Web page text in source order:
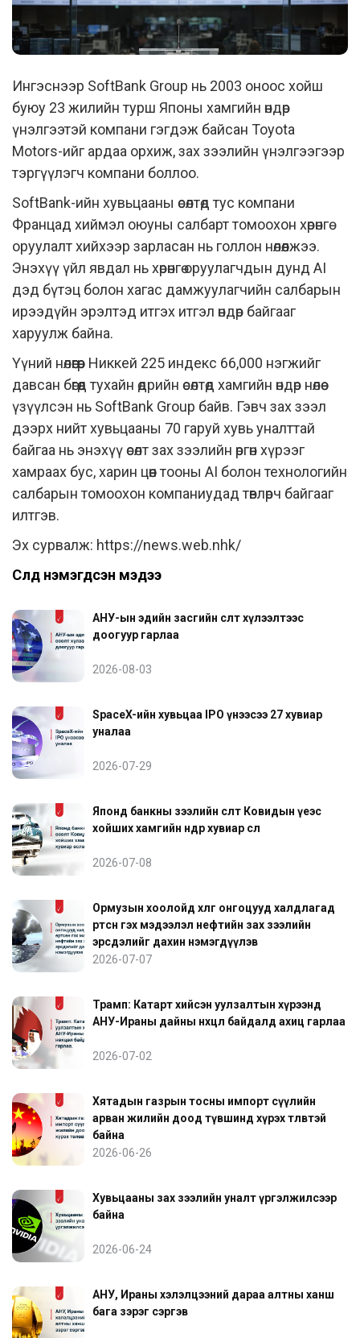
Ингэснээр SoftBank Group нь 2003 оноос хойш
буюу 23 жилийн турш Японы хамгийн өндөр
үнэлгээтэй компани гэгдэж байсан Toyota
Motors-ийг ардаа орхиж, зах зээлийн үнэлгээгээр
тэргүүлэгч компани боллоо.
SoftBank-ийн хувьцааны өсөлтөд тус компани
Францад хиймэл оюуны салбарт томоохон хөрөнгө
оруулалт хийхээр зарласан нь голлон нөлөөлжээ.
Энэхүү үйл явдал нь хөрөнгө оруулагчдын дунд AI
дэд бүтэц болон хагас дамжуулагчийн салбарын
ирээдүйн эрэлтэд итгэх итгэл өндөр байгааг
харуулж байна.
Үүний нөлөөгөөр Никкей 225 индекс 66,000 нэгжийг
давсан бөгөөд тухайн өдрийн өсөлтөд хамгийн өндөр нөлөө
үзүүлсэн нь SoftBank Group байв. Гэвч зах зээл
дээрх нийт хувьцааны 70 гаруй хувь уналттай
байгаа нь энэхүү өсөлт зах зээлийн өргөн хүрээг
хамраах бус, харин цөөн тооны AI болон технологийн
салбарын томоохон компаниудад төвлөрч байгааг
илтгэв.
Эх сурвалж: https://news.web.nhk/
Сүүлд нэмэгдсэн мэдээ
АНУ-ын эдийн засгийн өсөлт хүлээлтээс
доогуур гарлаа
2026-08-03
SpaceX-ийн хувьцаа IPO үнээсээ 27 хувиар
уналаа
2026-07-29
Японд банкны зээлийн өсөлт Ковидын үеэс
хойших хамгийн өндөр хувиар өслөө
2026-07-08
Ормузын хоолойд хөлөг онгоцууд халдлагад
өртсөн гэх мэдээлэл нефтийн зах зээлийн
эрсдэлийг дахин нэмэгдүүлэв
2026-07-07
Трамп: Катарт хийсэн уулзалтын хүрээнд
АНУ-Ираны дайны нөхцөл байдалд ахиц гарлаа
2026-07-02
Хятадын газрын тосны импорт сүүлийн
арван жилийн доод түвшинд хүрэх төлөвтэй
байна
2026-06-26
Хувьцааны зах зээлийн уналт үргэлжилсээр
байна
2026-06-24
АНУ, Ираны хэлэлцээний дараа алтны ханш
бага зэрэг сэргэв